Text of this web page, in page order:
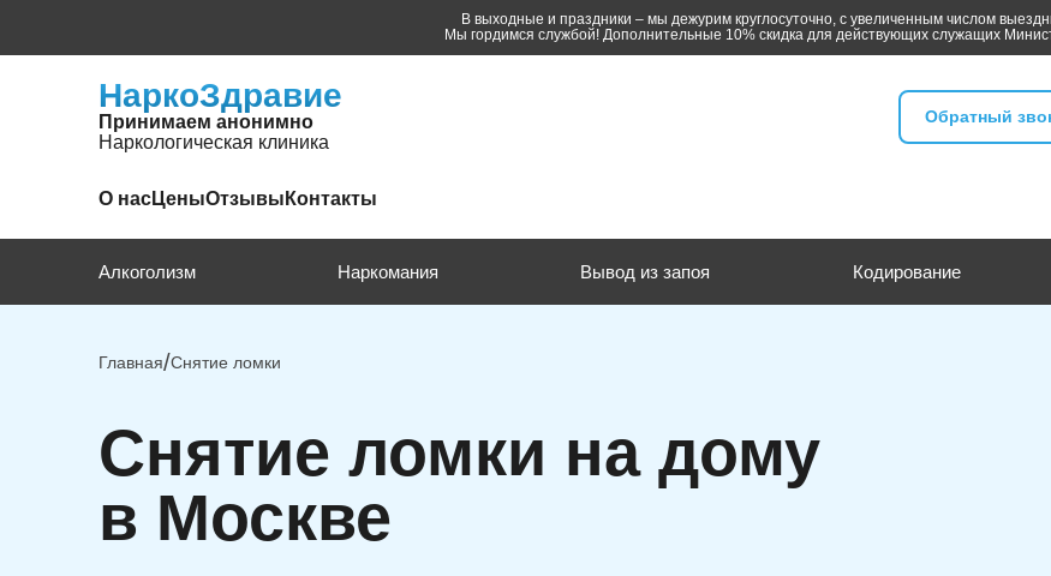
В выходные и праздники – мы дежурим круглосуточно, с увеличенным числом
Мы гордимся службой! Дополнительные 10% скидка для действующих служащих
НаркоЗдравие
Принимаем анонимно
Наркологическая клиника
Обратный
О насЦеныОтзывы Контакты
Алкоголизм Наркомания Вывод из запоя Кодирование
Главная Снятие ломки
Снятие ломки на дому
в Москве